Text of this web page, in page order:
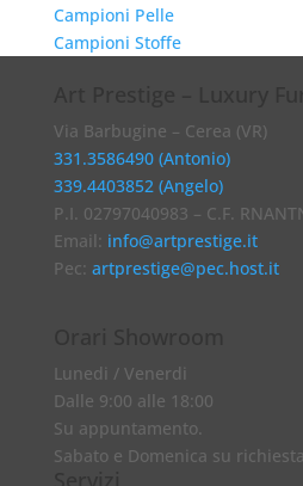
Campioni Pelle
Campioni Stoffe
Via Barbugine – Cerea (VR)
331.3586490 (Antonio)
339.4403852 (Angelo)
P.I. 02797040983 – C.F.
Email: info@artprestige.it
Pec: artprestige@pec.host.it
Lunedi / Venerdi
Dalle 9:00 alle 18:00
Su appuntamento.
Sabato e Domenica su richiesta.